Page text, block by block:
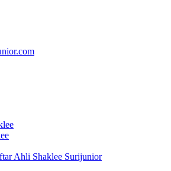
Ahli Shaklee Surijunior